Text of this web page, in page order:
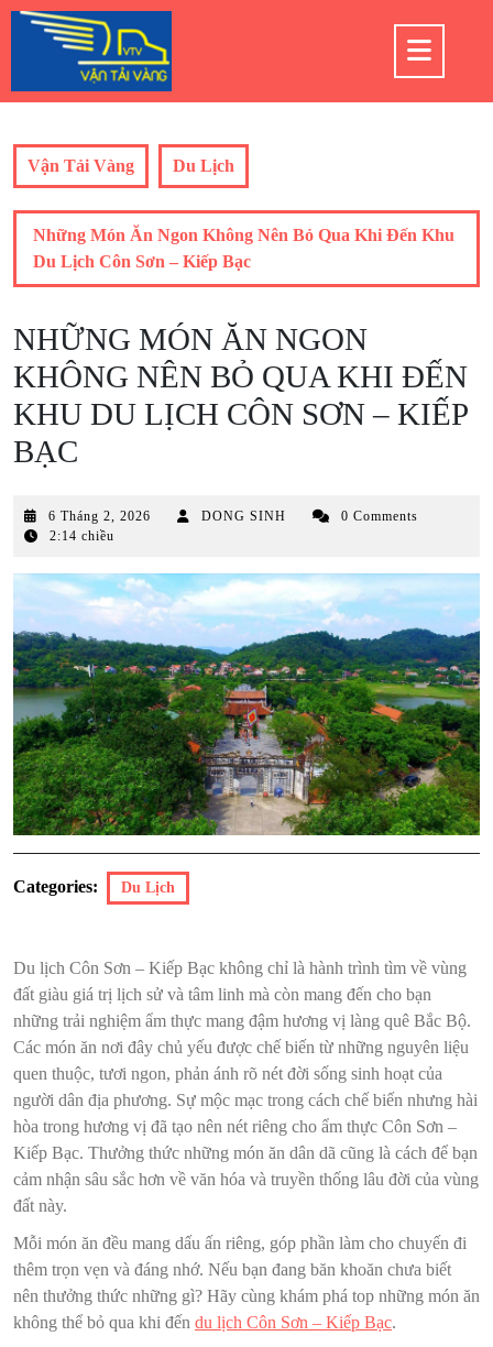
Skip
Vận Tải Vàng Du Lịch
Những Món Ăn Ngon Không Nên Bỏ Qua Khi Đến Khu
Du Lịch Côn Sơn – Kiếp Bạc
NHỮNG MÓN ĂN NGON
KHÔNG NÊN BỎ QUA KHI ĐẾN
KHU DU LỊCH CÔN SƠN – KIẾP
BẠC
6 Tháng 2, 2026
2026
DONG SINH
0 Comments
2:14 chiều
Categories: Du Lịch
Du lịch Côn Sơn – Kiếp Bạc không chỉ là hành trình tìm về vùng
đất giàu giá trị lịch sử và tâm linh mà còn mang đến cho bạn
những trải nghiệm ẩm thực mang đậm hương vị làng quê Bắc Bộ.
Các món ăn nơi đây chủ yếu được chế biến từ những nguyên liệu
quen thuộc, tươi ngon, phản ánh rõ nét đời sống sinh hoạt của
người dân địa phương. Sự mộc mạc trong cách chế biến nhưng hài
hòa trong hương vị đã tạo nên nét riêng cho ẩm thực Côn Sơn –
Kiếp Bạc. Thưởng thức những món ăn dân dã cũng là cách để bạn
cảm nhận sâu sắc hơn về văn hóa và truyền thống lâu đời của vùng
đất này.
Mỗi món ăn đều mang dấu ấn riêng, góp phần làm cho chuyến đi
thêm trọn vẹn và đáng nhớ. Nếu bạn đang băn khoăn chưa biết
nên thưởng thức những gì? Hãy cùng khám phá top những món ăn
không thể bỏ qua khi đến du lịch Côn Sơn – Kiếp Bạc.